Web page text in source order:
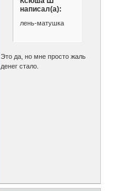
написал(а):
лень-матушка
Это да, но мне просто жаль
денег стало.